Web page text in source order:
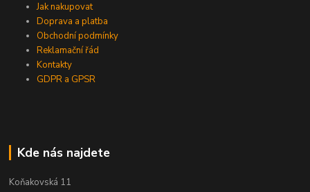
Jak nakupovat
Doprava a platba
Obchodní podmínky
Reklamační řád
Kontakty
GDPR a GPSR
Kde nás najdete
Koňakovská 11